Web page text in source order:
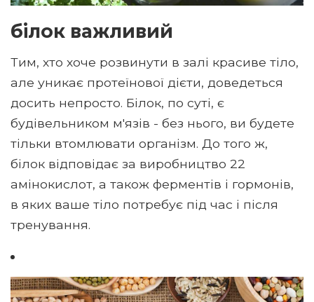
білок важливий
Тим, хто хоче розвинути в залі красиве тіло,
але уникає протеїнової дієти, доведеться
досить непросто. Білок, по суті, є
будівельником м'язів - без нього, ви будете
тільки втомлювати організм. До того ж,
білок відповідає за виробництво 22
амінокислот, а також ферментів і гормонів,
в яких ваше тіло потребує під час і після
тренування.